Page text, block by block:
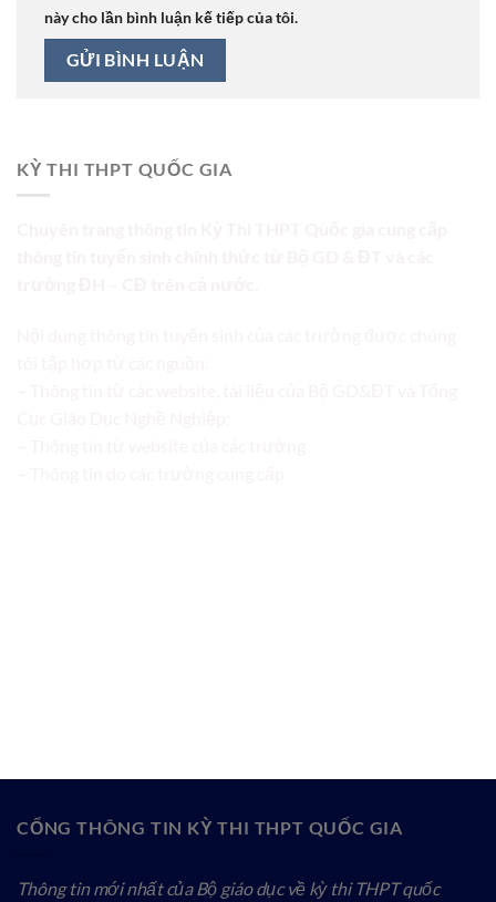
này cho lần bình luận kế tiếp của tôi.
KỲ THI THPT QUỐC GIA
CỔNG THÔNG TIN KỲ THI THPT QUỐC GIA
Thông tin mới nhất của Bộ giáo dục về kỳ thi THPT quốc